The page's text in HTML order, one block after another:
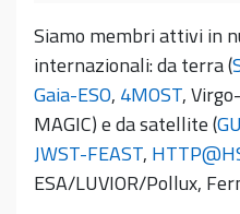
Siamo membri attivi in
internazionali: da terra (
Gaia-ESO, 4MOST,
MAGIC) e da satellite (
JWST-FEAST,
ESA/LUVIOR/Pollux,